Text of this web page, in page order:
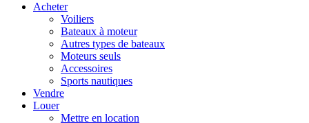
Acheter
Voiliers
Bateaux à moteur
Autres types de bateaux
Moteurs seuls
Accessoires
Sports nautiques
Vendre
Louer
Mettre en location